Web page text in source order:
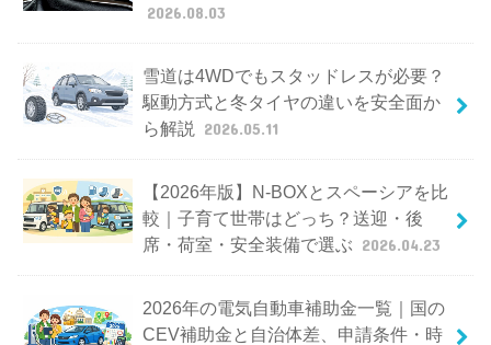
2026.08.03
雪道は4WDでもスタッドレスが必要？
駆動方式と冬タイヤの違いを安全面か
ら解説
2026.05.11
【2026年版】N-BOXとスペーシアを比
較｜子育て世帯はどっち？送迎・後
席・荷室・安全装備で選ぶ 2026.04.23
2026年の電気自動車補助金一覧｜国の
CEV補助金と自治体差、申請条件・時